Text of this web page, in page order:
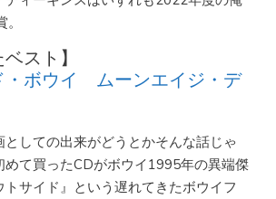
スト】
・ボウイ ムーンエイジ・デ
としての出来がどうとかそんな話じゃ
めて買ったCDがボウイ1995年の異端傑
サイド』という遅れてきたボウイフ